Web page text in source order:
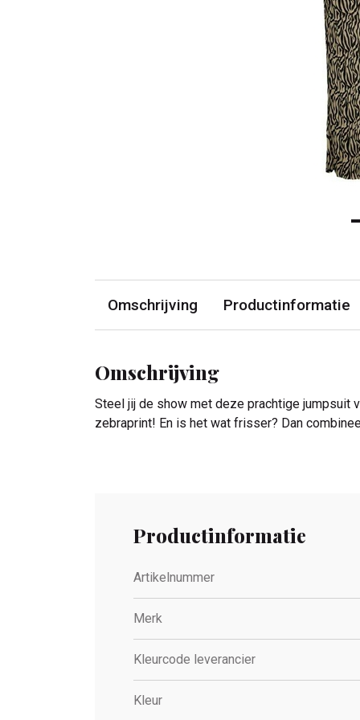
Omschrijving Productinformatie
Omschrijving
Steel jij de show met deze prachtige jumpsuit
zebraprint! En is het wat frisser? Dan
Productinformatie
Artikelnummer
Merk
Kleurcode leverancier
Kleur